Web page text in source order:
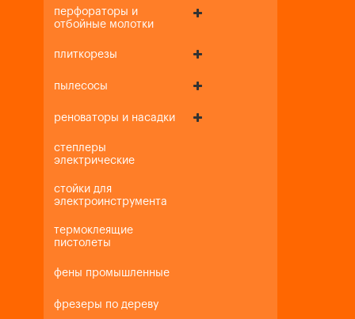
перфораторы и
отбойные молотки
плиткорезы
пылесосы
реноваторы и насадки
степлеры
электрические
стойки для
электроинструмента
термоклеящие
пистолеты
фены промышленные
фрезеры по дереву